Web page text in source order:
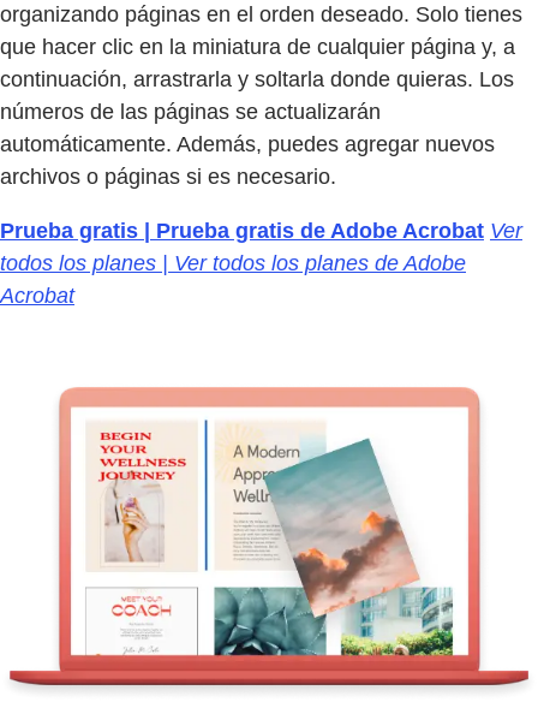
organizando páginas en el orden deseado. Solo tienes
que hacer clic en la miniatura de cualquier página y, a
continuación, arrastrarla y soltarla donde quieras. Los
números de las páginas se actualizarán
automáticamente. Además, puedes agregar nuevos
archivos o páginas si es necesario.
Prueba gratis | Prueba gratis de Adobe Acrobat Ver
todos los planes | Ver todos los planes de Adobe
Acrobat